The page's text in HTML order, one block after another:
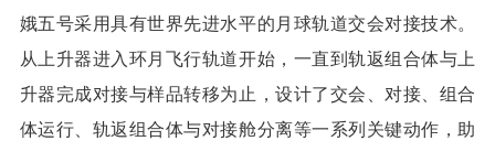
娥五号采用具有世界先进水平的月球轨道交会对接技术。
从上升器进入环月飞行轨道开始，一直到轨返组合体与上
升器完成对接与样品转移为止，设计了交会、对接、组合
体运行、轨返组合体与对接舱分离等一系列关键动作，助